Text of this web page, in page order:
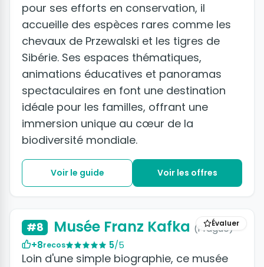
pour ses efforts en conservation, il
accueille des espèces rares comme les
chevaux de Przewalski et les tigres de
Sibérie. Ses espaces thématiques,
animations éducatives et panoramas
spectaculaires en font une destination
idéale pour les familles, offrant une
immersion unique au cœur de la
biodiversité mondiale.
Voir le guide Voir les offres
Évaluer
#8 Musée Franz Kafka (Prague)
+8recos 5/5
Loin d'une simple biographie, ce musée